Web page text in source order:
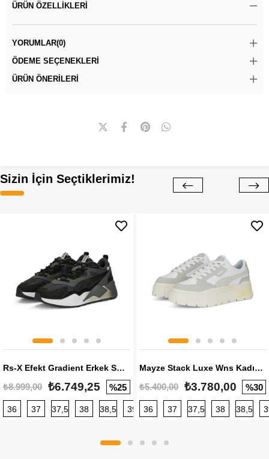
ÜRÜN ÖZELLIKLERI
YORUMLAR(0)
ÖDEME SEÇENEKLERI
ÜRÜN ÖNERILERI
Sizin İçin Seçtiklerimiz!
Rs-X Efekt Gradient Erkek Sneaker
₺8.999,00 ₺6.749,25 %25
36 37 37,5 38 38,5 39 40 40,5 41 42 42,5
Mayze Stack Luxe Wns Kadın Sneaker
₺5.400,00 ₺3.780,00 %30
36 37 37,5 38 38,5